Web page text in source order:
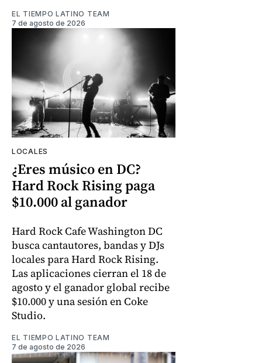
EL TIEMPO LATINO TEAM
7 de agosto de 2026
LOCALES
¿Eres músico en DC?
Hard Rock Rising paga
$10.000 al ganador
Hard Rock Cafe Washington DC
busca cantautores, bandas y DJs
locales para Hard Rock Rising.
Las aplicaciones cierran el 18 de
agosto y el ganador global recibe
$10.000 y una sesión en Coke
Studio.
EL TIEMPO LATINO TEAM
7 de agosto de 2026